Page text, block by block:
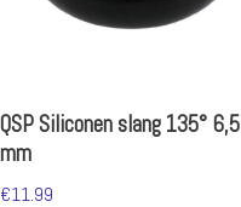
QSP Siliconen slang 135° 6,5
mm
€11.99